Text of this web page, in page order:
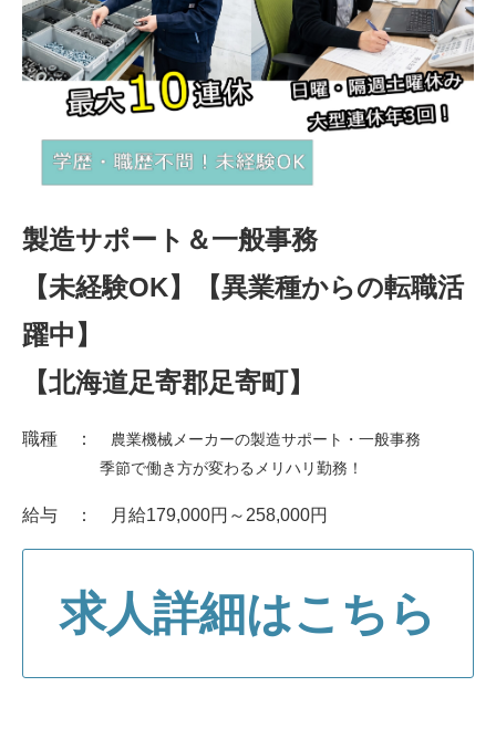
製造サポート＆一般事務
【未経験OK】【異業種からの転職活
躍中】
【北海道足寄郡足寄町】
職種 ： 農業機械メーカーの製造サポート・一般事務
季節で働き方が変わるメリハリ勤務！
給与 ： 月給179,000円～258,000円
求人詳細はこちら